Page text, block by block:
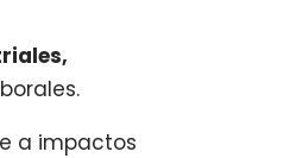
a impactos